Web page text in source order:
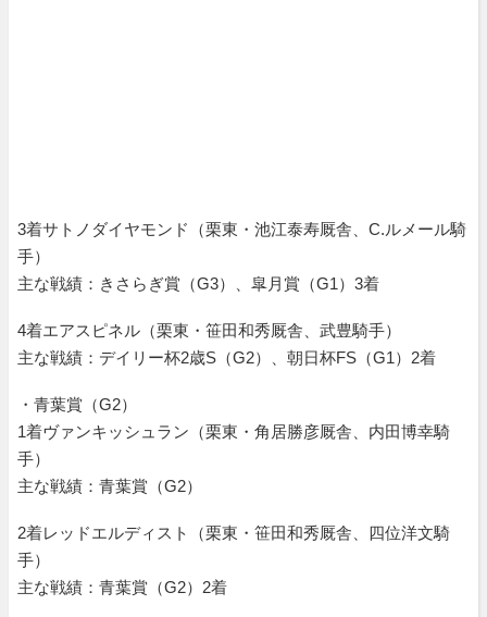
3着サトノダイヤモンド（栗東・池江泰寿厩舎、C.ルメール騎
手）
主な戦績：きさらぎ賞（G3）、皐月賞（G1）3着
4着エアスピネル（栗東・笹田和秀厩舎、武豊騎手）
主な戦績：デイリー杯2歳S（G2）、朝日杯FS（G1）2着
・青葉賞（G2）
1着ヴァンキッシュラン（栗東・角居勝彦厩舎、内田博幸騎
手）
主な戦績：青葉賞（G2）
2着レッドエルディスト（栗東・笹田和秀厩舎、四位洋文騎
手）
主な戦績：青葉賞（G2）2着